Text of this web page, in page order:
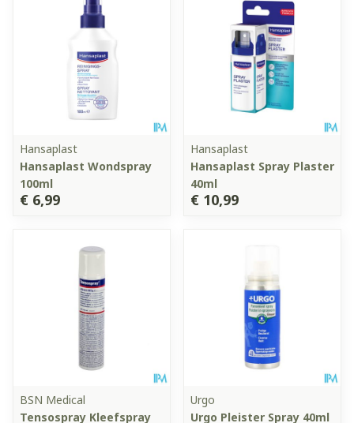
Hansaplast
Hansaplast Wondspray
100ml
€ 6,99
Hansaplast
Hansaplast Spray Plaster
40ml
€ 10,99
BSN Medical
Tensospray Kleefspray
Urgo
Urgo Pleister Spray 40ml